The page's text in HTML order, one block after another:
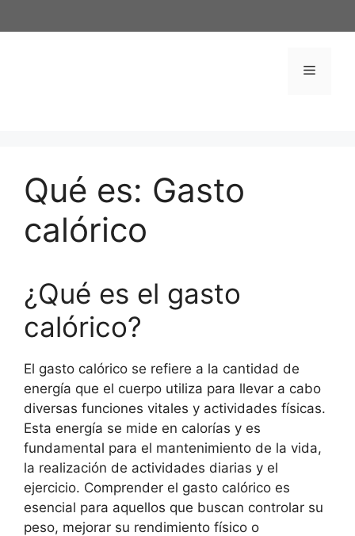
al
Menú
Qué es: Gasto
calórico
¿Qué es el gasto
calórico?
El gasto calórico se refiere a la cantidad de
energía que el cuerpo utiliza para llevar a cabo
diversas funciones vitales y actividades físicas.
Esta energía se mide en calorías y es
fundamental para el mantenimiento de la vida,
la realización de actividades diarias y el
ejercicio. Comprender el gasto calórico es
esencial para aquellos que buscan controlar su
peso, mejorar su rendimiento físico o